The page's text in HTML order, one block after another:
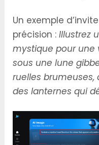
Un exemple
précision :Illustrez
mystique pour une
sous une lune
ruelles
des lanternes qui